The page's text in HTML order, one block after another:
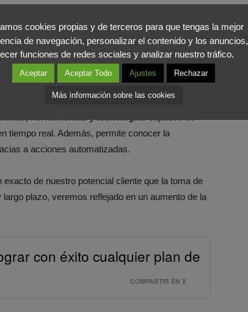
al data scientist
que juegael data scientist en el Big Data es
herramientas y tecnologías
tiempo real. Además, permite conocer la
a acciones automatizadas.
de nuestro potencial cliente que la toma de
plazo, veremos reflejado en un aumento de la
con éxito cualquier plan de
COMPARTIR EN X
cookies propias y de terceros para que tengas la mejor
de navegación, personalizar el contenido y los anuncios,
funciones de redes sociales y analizar nuestro tráfico.
Aceptar Aceptar Todo Ajustes Rechazar
Más información sobre las cookies